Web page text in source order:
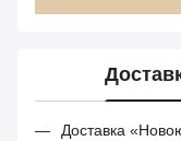
Доставка